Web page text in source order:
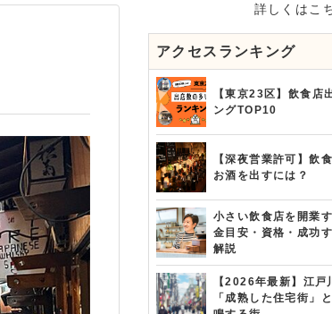
詳しくはこ
アクセスランキング
【東京23区】飲食店
ングTOP10
【深夜営業許可】飲
お酒を出すには？
小さい飲食店を開業
金目安・資格・成功
解説
【2026年最新】江戸
「成熟した住宅街」